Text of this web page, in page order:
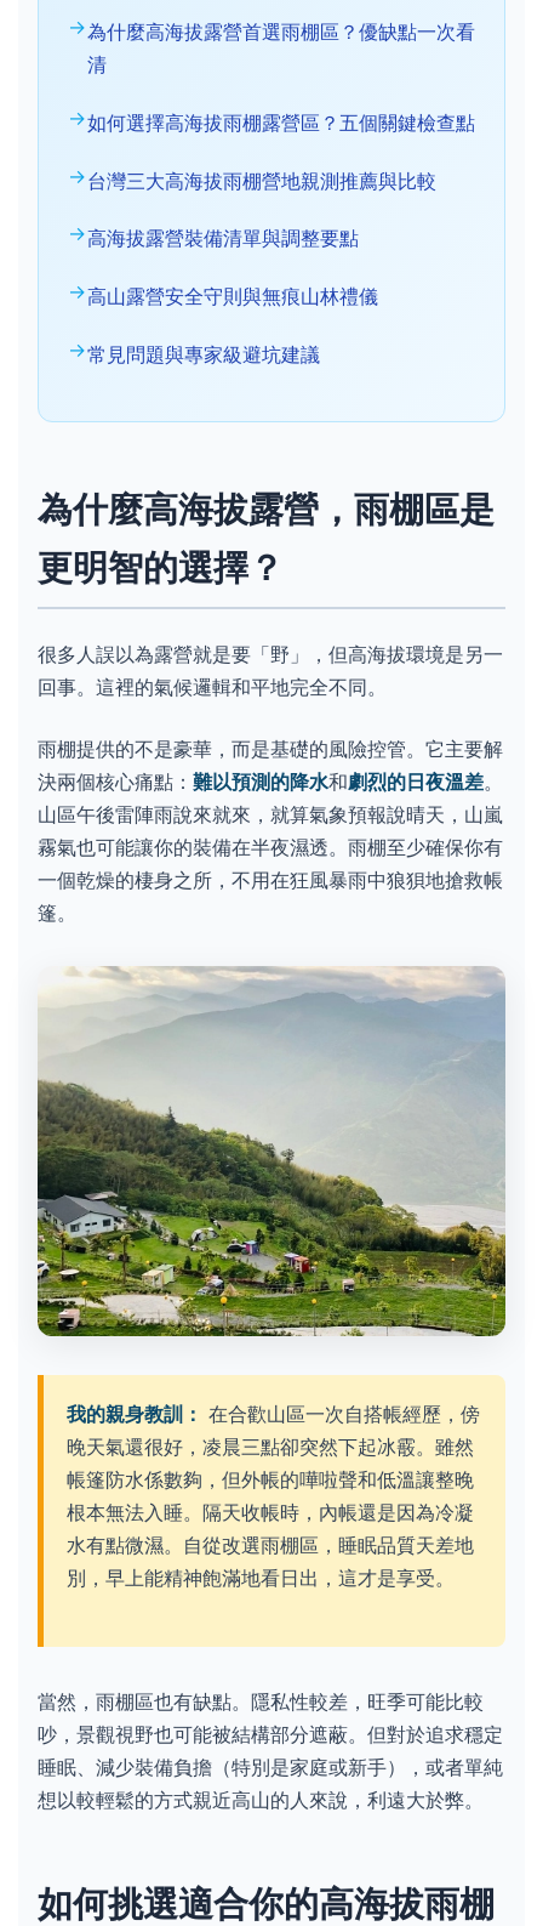
為什麼高海拔露營首選雨棚區？優缺點一次看
清
如何選擇高海拔雨棚露營區？五個關鍵檢查點
台灣三大高海拔雨棚營地親測推薦與比較
高海拔露營裝備清單與調整要點
高山露營安全守則與無痕山林禮儀
常見問題與專家級避坑建議
為什麼高海拔露營，雨棚區是
更明智的選擇？
很多人誤以為露營就是要「野」，但高海拔環境是另一
回事。這裡的氣候邏輯和平地完全不同。
雨棚提供的不是豪華，而是基礎的風險控管。它主要解
決兩個核心痛點： 難以預測的降水和劇烈的日夜溫差。
山區午後雷陣雨說來就來，就算氣象預報說晴天，山嵐
霧氣也可能讓你的裝備在半夜濕透。雨棚至少確保你有
一個乾燥的棲身之所，不用在狂風暴雨中狼狽地搶救帳
篷。
我的親身教訓： 在合歡山區一次自搭帳經歷，傍
晚天氣還很好，凌晨三點卻突然下起冰霰。雖然
帳篷防水係數夠，但外帳的嘩啦聲和低溫讓整晚
根本無法入睡。隔天收帳時，內帳還是因為冷凝
水有點微濕。自從改選雨棚區，睡眠品質天差地
別，早上能精神飽滿地看日出，這才是享受。
當然，雨棚區也有缺點。隱私性較差，旺季可能比較
吵，景觀視野也可能被結構部分遮蔽。但對於追求穩定
睡眠、減少裝備負擔（特別是家庭或新手），或者單純
想以較輕鬆的方式親近高山的人來說，利遠大於弊。
如何挑選適合你的高海拔雨棚